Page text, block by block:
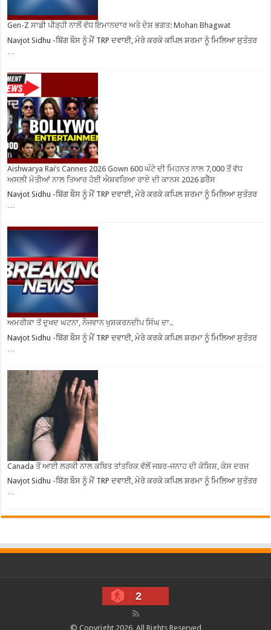
Gen-Z ਸਾਡੀ ਪੀੜ੍ਹੀ ਨਾਲੋਂ ਵੱਧ ਇਮਾਨਦਾਰ ਅਤੇ ਦੇਸ਼ ਭਗਤ: Mohan Bhagwat
Navjot Sidhu -ਬਿੱਗ ਬੌਸ ਨੂੰ ਮੈਂ TRP ਦਵਾਈ, ਮੇਰੇ ਕਰਕੇ ਕਪਿਲ ਸ਼ਰਮਾ ਨੂੰ ਮਿਲਿਆ ਸੁਤੰਤਰ
Aishwarya Rai’s Cannes 2026 Gown 600 ਘੰਟੇ ਦੀ ਮਿਹਨਤ ਨਾਲ 7,000 ਤੋਂ ਵੱਧ
ਅਸਲੀ ਮੋਤੀਆਂ ਨਾਲ ਤਿਆਰ ਹੋਈ ਐਸ਼ਵਰਿਆ ਰਾਏ ਦੀ ਕਾਨਸ 2026 ਡਰੈੱਸ
Navjot Sidhu -ਬਿੱਗ ਬੌਸ ਨੂੰ ਮੈਂ TRP ਦਵਾਈ, ਮੇਰੇ ਕਰਕੇ ਕਪਿਲ ਸ਼ਰਮਾ ਨੂੰ ਮਿਲਿਆ ਸੁਤੰਤਰ
…
ਅਮਰੀਕਾ ਤੋਂ ਦੁਖਦ ਘਟਨਾ, ਨੌਜਵਾਨ ਖੁਸ਼ਕਰਨਦੀਪ ਸਿੰਘ ਦਾ..
Navjot Sidhu -ਬਿੱਗ ਬੌਸ ਨੂੰ ਮੈਂ TRP ਦਵਾਈ, ਮੇਰੇ ਕਰਕੇ ਕਪਿਲ ਸ਼ਰਮਾ ਨੂੰ ਮਿਲਿਆ ਸੁਤੰਤਰ
Canada ਤੋਂ ਆਈ ਲੜਕੀ ਨਾਲ ਕਥਿਤ ਤਾਂਤਰਿਕ ਵੱਲੋਂ ਜਬਰ-ਜਨਾਹ ਦੀ ਕੋਸ਼ਿਸ਼, ਕੇਸ ਦਰਜ
Navjot Sidhu -ਬਿੱਗ ਬੌਸ ਨੂੰ ਮੈਂ TRP ਦਵਾਈ, ਮੇਰੇ ਕਰਕੇ ਕਪਿਲ ਸ਼ਰਮਾ ਨੂੰ ਮਿਲਿਆ ਸੁਤੰਤਰ
…
2
© Copyright 2026, All Rights Reserved